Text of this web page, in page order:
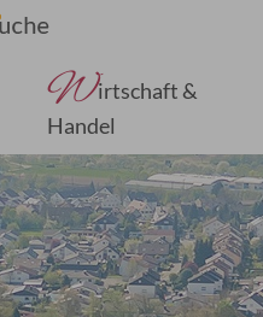
Wirtschaft &
Handel